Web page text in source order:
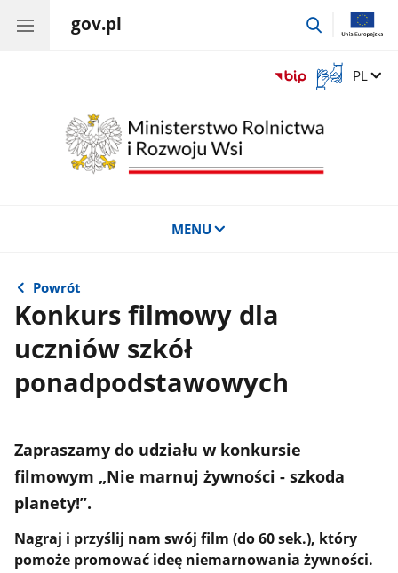
gov.pl
przejdź
Otwórz
okno
tłumaczem
migowego
Zmień
PL
MENU
Powrót
Konkurs filmowy dla
uczniów szkół
ponadpodstawowych
Zapraszamy do udziału w konkursie
filmowym „Nie marnuj żywności - szkoda
planety!”.
Nagraj i przyślij nam swój film (do 60 sek.), który
pomoże promować ideę niemarnowania żywności.